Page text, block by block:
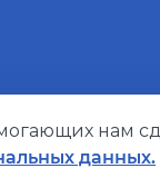
нам
данных.